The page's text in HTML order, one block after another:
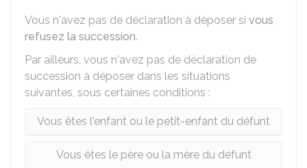
Vous n'avez pas de déclaration à déposer si vous
refusez la succession.
Par ailleurs, vous n'avez pas de déclaration de
succession à déposer dans les situations
suivantes, sous certaines conditions :
Vous êtes l'enfant ou le petit-enfant du défunt
Vous êtes le père ou la mère du défunt